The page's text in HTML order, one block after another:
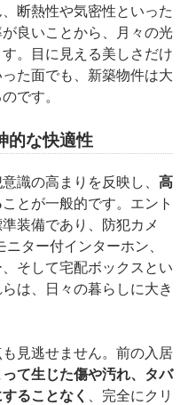
断熱性や気密性といった
良いことから、月々の光
。目に見える美しさだけ
た面でも、新築物件は大
です。
的な快適性
識の高まりを反映し、 高
ことが一般的です。エント
装備であり、防犯カメ
ター付インターホン、
そして宅配ボックスとい
は、日々の暮らしに大き
見逃せません。前の入居
て生じた傷や汚れ、タバ
ることなく
、完全にクリ